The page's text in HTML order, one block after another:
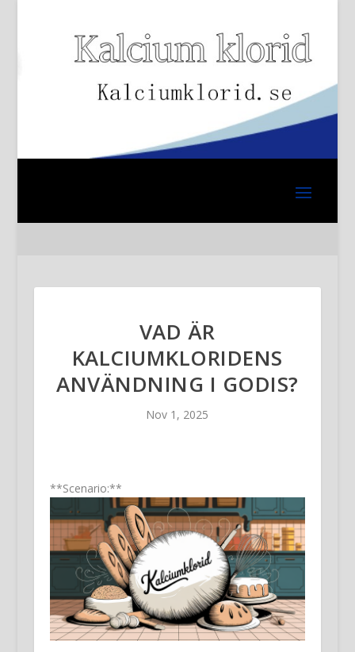
VAD ÄR
KALCIUMKLORIDENS
ANVÄNDNING I GODIS?
Nov 1, 2025
**Scenario:**